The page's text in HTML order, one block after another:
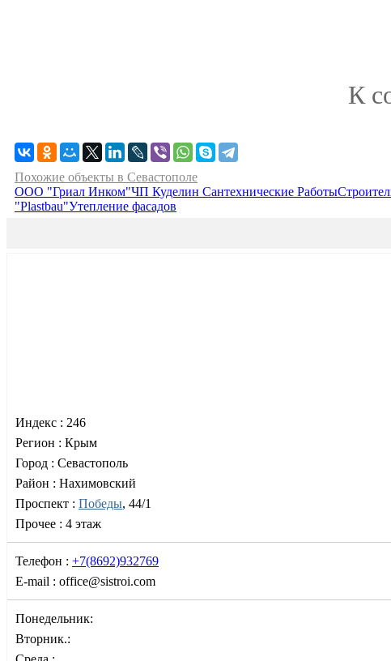
К
Похожие объекты в Севастополе
ООО "Гриал Инком"ЧП Куделин Сантехнические Работы
"Plastbau"Утепление фасадов
Индекс : 246
Регион : Крым
Город : Севастополь
Район : Нахимовский
Проспект : Победы, 44/1
Прочее : 4 этаж
Телефон : +7(8692)932769
E-mail : office@sistroi.com
Понедельник:
Вторник.: